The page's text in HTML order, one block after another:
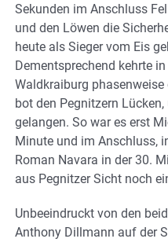
Sekunden im Anschluss
und den Löwen die
heute als Sieger vom Eis
Dementsprechend kehrte
Waldkraiburg
bot den Pegnitzern
gelangen. So war es erst
Minute und im Anschluss,
Roman Navara in der 30.
aus Pegnitzer Sicht noch
Unbeeindruckt von den
Anthony Dillmann auf der